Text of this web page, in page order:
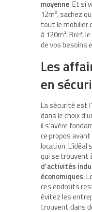
moyenne. Et si
12m², sachez
tout le mobilier
à 120m². Bref,
de vos besoins
Les
en
La sécurité est
dans le choix
il s’avère
ce propos
location.
qui se trouvent
d’activités
économiques.
ces endroits
évitez les
trouvent dans